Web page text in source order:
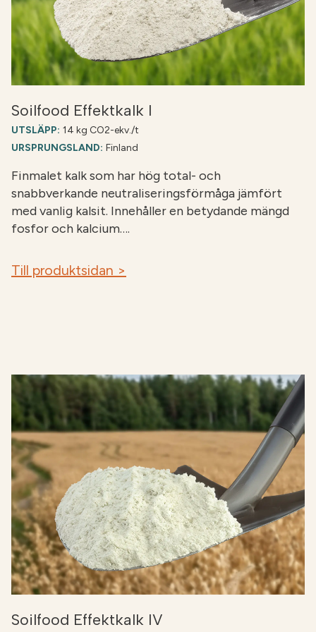
Soilfood Effektkalk I
UTSLÄPP: 14 kg CO2-ekv./t
URSPRUNGSLAND: Finland
Finmalet kalk som har hög total- och
snabbverkande neutraliseringsförmåga jämfört
med vanlig kalsit. Innehåller en betydande mängd
fosfor och kalcium….
Till produktsidan >
Soilfood Effektkalk IV